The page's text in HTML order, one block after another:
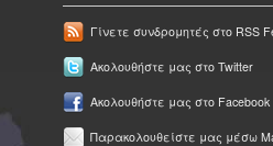
Γίνετε συνδρομητές στο RSS
Ακολουθήστε μας στο Twitter
Ακολουθήστε μας στο Facebook
Παρακολουθείστε μας μέσω